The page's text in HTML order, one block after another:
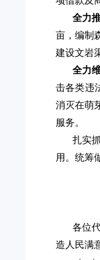
全力
亩，编制
建设文岩
全力
击各类违
消灭在萌
服务。
扎实
用。统筹
各位
造人民满